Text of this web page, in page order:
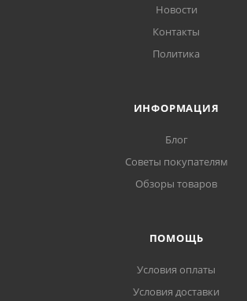
Новости
Контакты
Политика
ИНФОРМАЦИЯ
Блог
Советы покупателям
Обзоры товаров
ПОМОЩЬ
Условия оплаты
Условия доставки